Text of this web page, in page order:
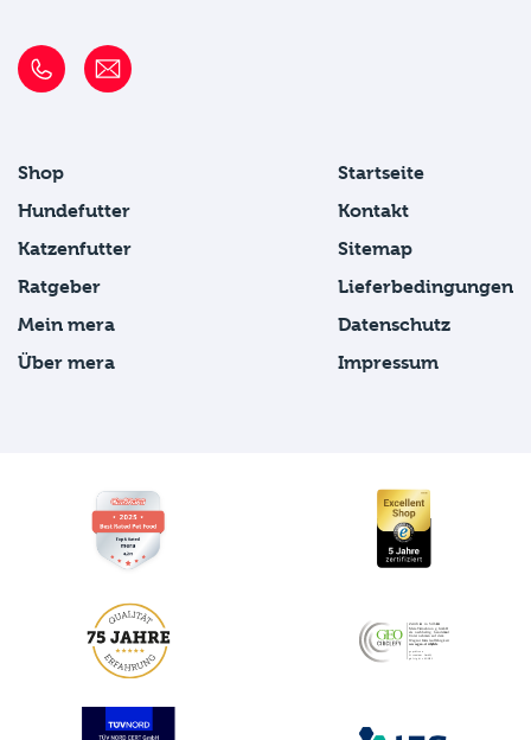
Shop
Hundefutter
Katzenfutter
Ratgeber
Mein mera
Über mera
Startseite
Kontakt
Sitemap
Lieferbedingungen
Datenschutz
Impressum